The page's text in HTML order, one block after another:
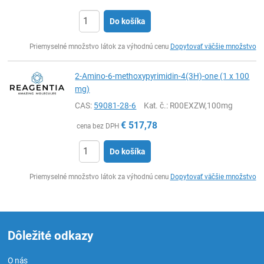
Do košíka
Priemyselné množstvo látok za výhodnú cenu Dopytovať väčšie množstvo
2-Amino-6-methoxypyrimidin-4(3H)-one (1 x 100
mg)
CAS: 59081-28-6 Kat. č.: R00EXZW,100mg
cena bez DPH € 517,78
Do košíka
Priemyselné množstvo látok za výhodnú cenu Dopytovať väčšie množstvo
Dôležité odkazy
O nás